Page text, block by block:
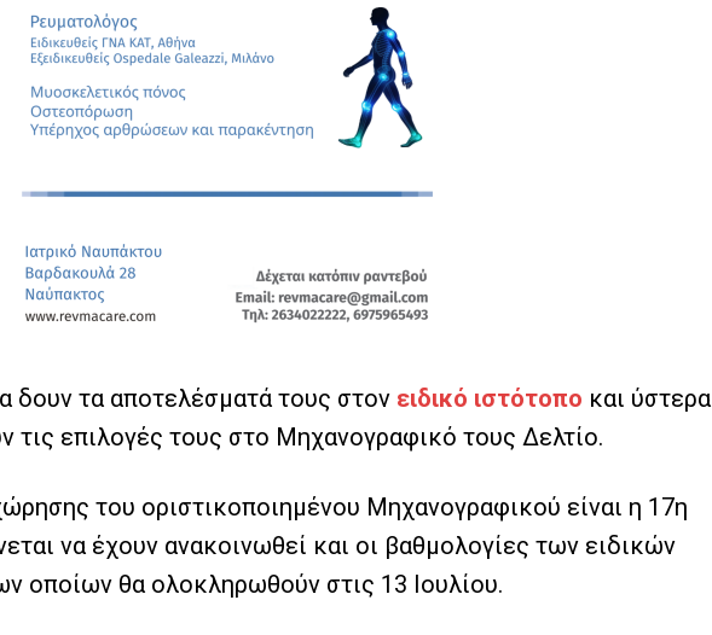
δουν τα αποτελέσματά τους στον ειδικό ιστότοπο και ύστερα
τις επιλογές τους στο Μηχανογραφικό τους Δελτίο.
του οριστικοποιημένου Μηχανογραφικού είναι η 17η
να έχουν ανακοινωθεί και οι βαθμολογίες των ειδικών
οποίων θα ολοκληρωθούν στις 13 Ιουλίου.